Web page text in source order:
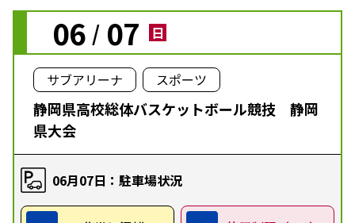
06 / 07 日
サブアリーナ スポーツ
静岡県高校総体バスケットボール競技 静岡
県大会
06月07日：駐車場状況